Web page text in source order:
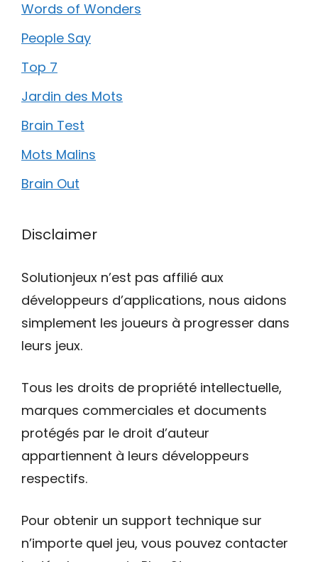
Words of Wonders
People Say
Top 7
Jardin des Mots
Brain Test
Mots Malins
Brain Out
Disclaimer
Solutionjeux n’est pas affilié aux
développeurs d’applications, nous aidons
simplement les joueurs à progresser dans
leurs jeux.
Tous les droits de propriété intellectuelle,
marques commerciales et documents
protégés par le droit d’auteur
appartiennent à leurs développeurs
respectifs.
Pour obtenir un support technique sur
n’importe quel jeu, vous pouvez contacter